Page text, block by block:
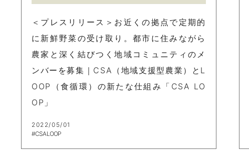
＜プレスリリース＞お近くの拠点で定期的
に新鮮野菜の受け取り。都市に住みながら
農家と深く結びつく地域コミュニティのメ
ンバーを募集｜CSA（地域支援型農業）とL
OOP（食循環）の新たな仕組み「CSA LO
OP」
2022/05/01
#CSA LOOP